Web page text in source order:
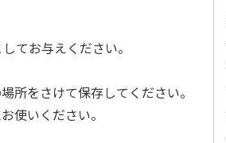
てお与えください。
所をさけて保存してください。
使いください。